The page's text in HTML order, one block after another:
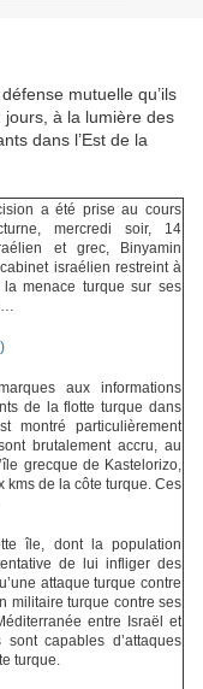
mutuelle qu’ils
à la lumière des
dans l’Est de la
a été prise au cours
mercredi soir, 14
et grec, Binyamin
israélien restreint à
menace turque sur ses
aux informations
de la flotte turque dans
montré particulièrement
brutalement accru, au
grecque de Kastelorizo,
kms de la côte turque. Ces
île, dont la population
de lui infliger des
attaque turque contre
militaire turque contre ses
entre Israël et
capables d’attaques
turque.